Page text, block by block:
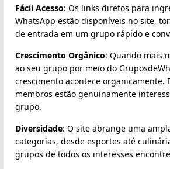
Fácil Acesso: Os links diretos para
WhatsApp estão disponíveis no site,
de entrada em um grupo rápido e
Crescimento Orgânico: Quando mais
ao seu grupo por meio do
crescimento acontece organicamente.
membros estão genuinamente
grupo.
Diversidade: O site abrange uma
categorias, desde esportes até
grupos de todos os interesses